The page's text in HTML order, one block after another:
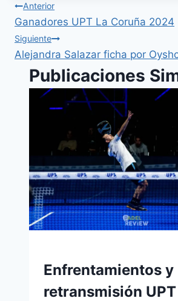
Anterior
Ganadores UPT La Coruña 2024
Siguiente
Alejandra Salazar ficha por
Publicaciones
Enfrentamientos y
retransmisión UPT